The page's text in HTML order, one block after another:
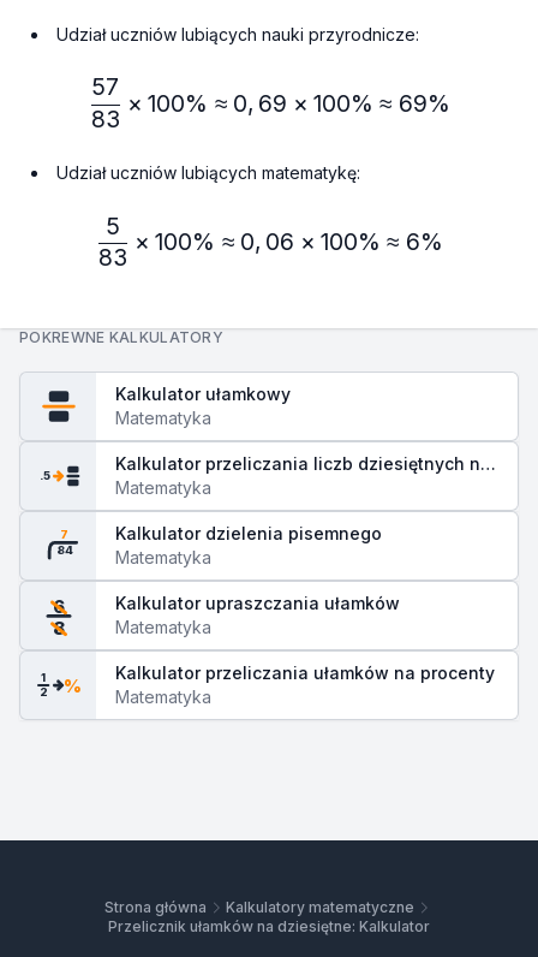
Udział uczniów lubiących nauki przyrodnicze:
\frac{57}{83} × 100\% ≈
83
57
× 100% ≈ 0, 69 × 100% ≈ 69%
Udział uczniów lubiących matematykę:
\frac{5}{83} × 100\% ≈
83
5
× 100% ≈ 0, 06 × 100% ≈ 6%
POKREWNE KALKULATORY
Kalkulator ułamkowy
Matematyka
.5
Kalkulator przeliczania liczb dziesiętnych na
ułamki
Matematyka
84
7
Kalkulator dzielenia pisemnego
Matematyka
6
8
Kalkulator upraszczania ułamków
Matematyka
1
2 %
Kalkulator przeliczania ułamków na procenty
Matematyka
Strona główna
Kalkulatory matematyczne
Przelicznik ułamków na dziesiętne: Kalkulator